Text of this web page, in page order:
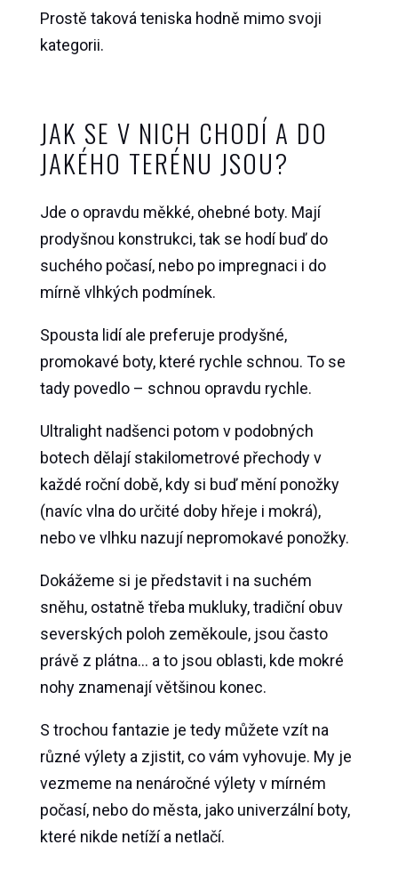
Prostě taková teniska hodně mimo svoji
kategorii.
JAK SE V NICH CHODÍ A DO
JAKÉHO TERÉNU JSOU?
Jde o opravdu měkké, ohebné boty. Mají
prodyšnou konstrukci, tak se hodí buď do
suchého počasí, nebo po impregnaci i do
mírně vlhkých podmínek.
Spousta lidí ale preferuje prodyšné,
promokavé boty, které rychle schnou. To se
tady povedlo – schnou opravdu rychle.
Ultralight nadšenci potom v podobných
botech dělají stakilometrové přechody v
každé roční době, kdy si buď mění ponožky
(navíc vlna do určité doby hřeje i mokrá),
nebo ve vlhku nazují nepromokavé ponožky.
Dokážeme si je představit i na suchém
sněhu, ostatně třeba mukluky, tradiční obuv
severských poloh zeměkoule, jsou často
právě z plátna… a to jsou oblasti, kde mokré
nohy znamenají většinou konec.
S trochou fantazie je tedy můžete vzít na
různé výlety a zjistit, co vám vyhovuje. My je
vezmeme na nenáročné výlety v mírném
počasí, nebo do města, jako univerzální boty,
které nikde netíží a netlačí.